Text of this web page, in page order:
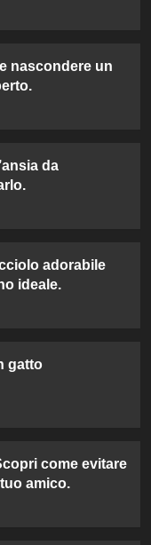
nascondere un
da
adorabile
ideale.
gatto
come evitare
amico.